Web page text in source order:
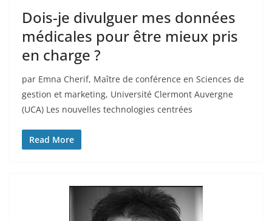
Dois-je divulguer mes données
médicales pour être mieux pris
en charge ?
par Emna Cherif, Maître de conférence en Sciences de
gestion et marketing, Université Clermont Auvergne
(UCA) Les nouvelles technologies centrées
Read More